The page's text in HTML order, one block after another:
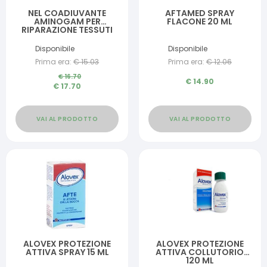
NEL COADIUVANTE
AMINOGAM PER
RIPARAZIONE TESSUTI
Disponibile
Prima era: €15.03
€16.70
€17.70
VAI AL PRODOTTO
AFTAMED SPRAY
FLACONE 20 ML
Disponibile
Prima era: €12.06
€14.90
VAI AL PRODOTTO
ALOVEX PROTEZIONE
ATTIVA SPRAY 15 ML
ALOVEX PROTEZIONE
ATTIVA COLLUTORIO
120 ML